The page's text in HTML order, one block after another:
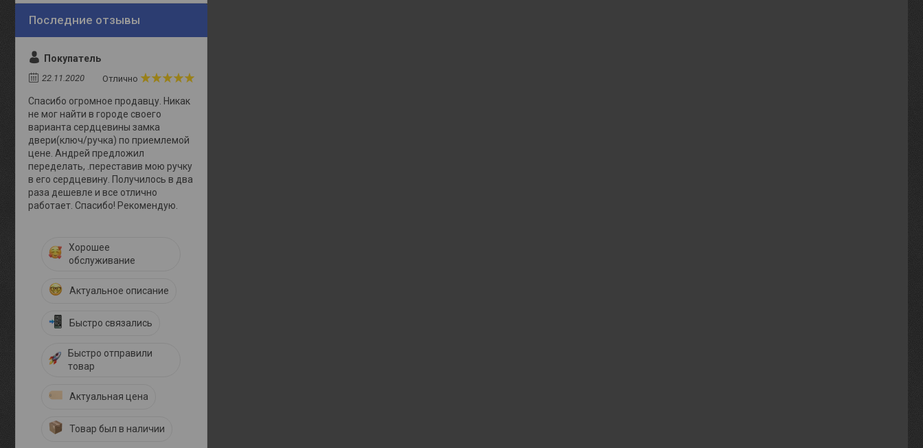
Покупатель
22.11.2020 Отлично
Спасибо огромное продавцу. Никак
не мог найти в городе своего
варианта сердцевины замка
двери(ключ/ручка) по приемлемой
цене. Андрей предложил
переделать, .переставив мою ручку
в его сердцевину. Получилось в два
раза дешевле и все отлично
работает. Спасибо! Рекомендую.
Хорошее
обслуживание
Актуальное описание
Быстро связались
Быстро отправили
товар
Актуальная цена
Товар был в наличии